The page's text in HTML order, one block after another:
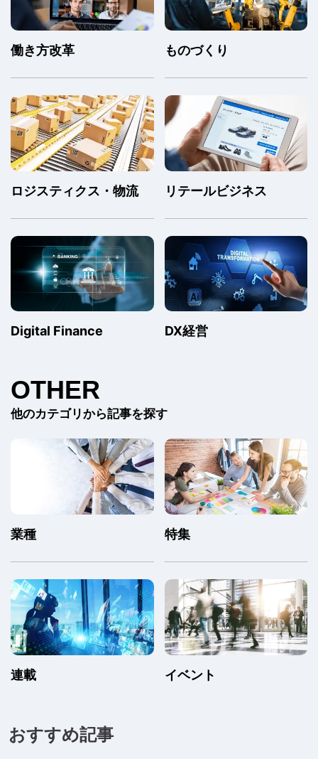
働き方改革 ものづくり
ロジスティクス・物流 リテールビジネス
Digital Finance DX経営
OTHER
他のカテゴリから記事を探す
業種 特集
連載 イベント
おすすめ記事